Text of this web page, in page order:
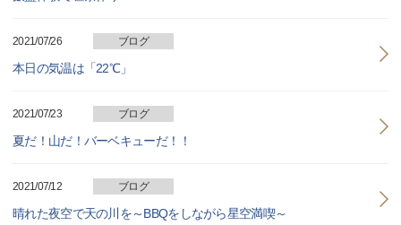
2021/07/26 ブログ
本日の気温は「22℃」
2021/07/23 ブログ
夏だ！山だ！バーベキューだ！！
2021/07/12 ブログ
晴れた夜空で天の川を～BBQをしながら星空満喫～